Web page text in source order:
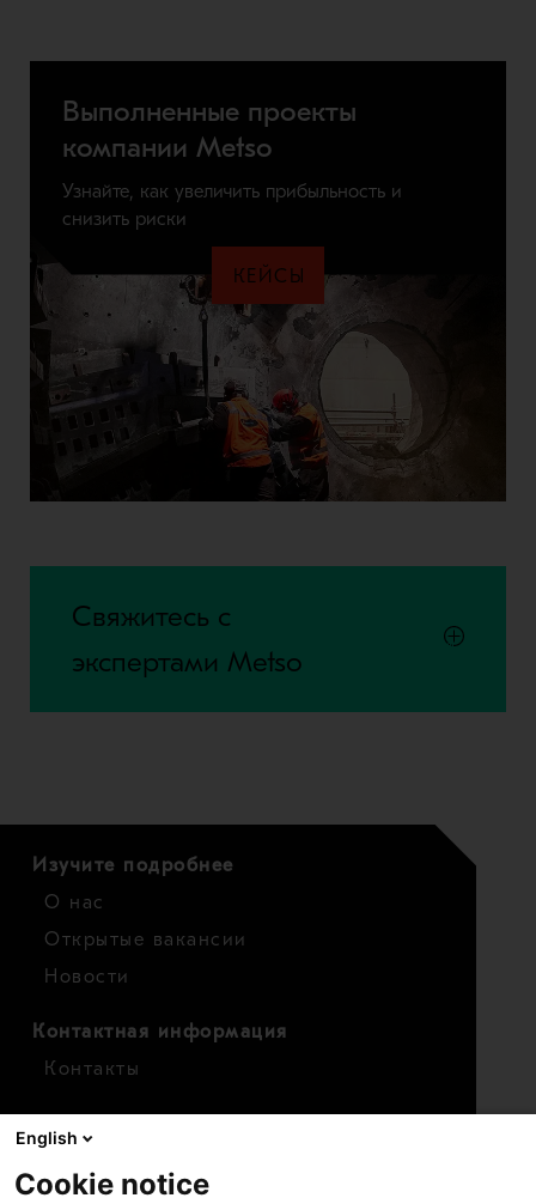
Выполненные проекты
компании Metso
Узнайте, как увеличить прибыльность и
снизить риски
КЕЙСЫ
Свяжитесь с
экспертами Metso
Изучите подробнее
О нас
Открытые вакансии
Новости
Контактная информация
Контакты
English
Cookie notice